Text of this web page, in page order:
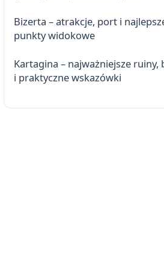
Bizerta – atrakcje, port i
punkty widokowe
Kartagina – najważniejsze ruiny,
i praktyczne wskazówki